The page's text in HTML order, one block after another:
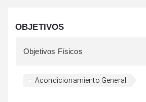
OBJETIVOS
Objetivos Físicos
Acondicionamiento General